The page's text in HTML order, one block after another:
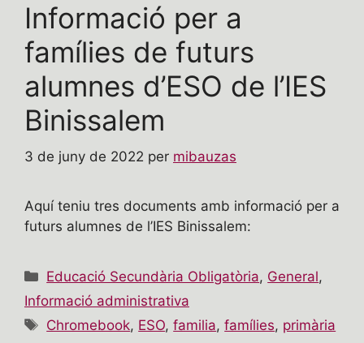
Informació per a
famílies de futurs
alumnes d’ESO de l’IES
Binissalem
3 de juny de 2022 per mibauzas
Aquí teniu tres documents amb informació per a
futurs alumnes de l’IES Binissalem:
Categories
Educació Secundària Obligatòria, General,
Informació administrativa
Etiquetes
Chromebook, ESO,familia,famílies, primària